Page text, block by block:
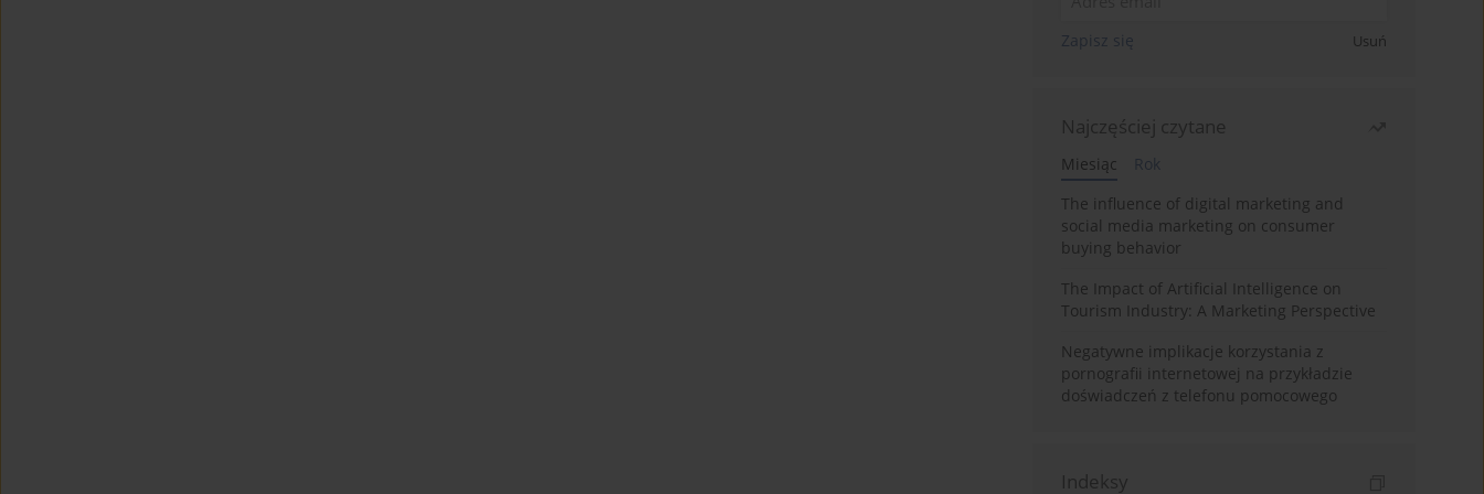
Zapisz się Usuń
Najczęściej czytane
Miesiąc
Rok
The influence of digital marketing and
social media marketing on consumer
buying behavior
The Impact of Artificial Intelligence on
Tourism Industry: A Marketing Perspective
Negatywne implikacje korzystania z
pornografii internetowej na przykładzie
doświadczeń z telefonu pomocowego
Indeksy